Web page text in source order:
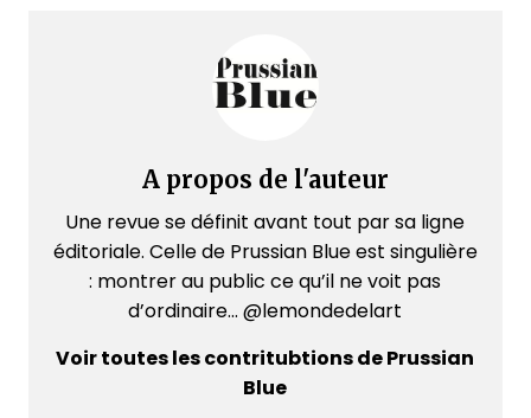
A propos de l'auteur
Une revue se définit avant tout par sa ligne
éditoriale. Celle de Prussian Blue est singulière
: montrer au public ce qu’il ne voit pas
d’ordinaire... @lemondedelart
Voir toutes les contritubtions de Prussian
Blue